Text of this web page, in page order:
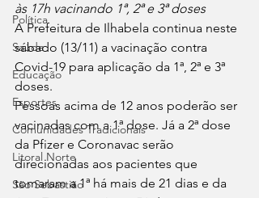
Política
Saúde
Educação
Esportes
Comunidades Tradicionais
Litoral Norte
São Sebastião
às 17h vacinando 1ª, 2ª e 3ª doses
A Prefeitura de Ilhabela continua neste
sábado (13/11) a vacinação contra
Covid-19 para aplicação da 1ª, 2ª e 3ª
doses.
Pessoas acima de 12 anos poderão ser
vacinadas com a 1ª dose. Já a 2ª dose
da Pfizer e Coronavac serão
direcionadas aos pacientes que
tomaram a 1ª há mais de 21 dias e da